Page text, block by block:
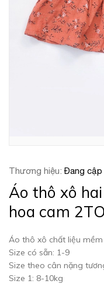
Thương hiệu:Đang cập
Áo thô xô
hoa cam
Áo thô xô chất liệu
Size có sẵn: 1-9
Size theo cân nặng
Size 1: 8-10kg